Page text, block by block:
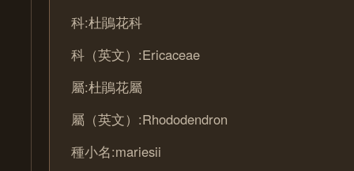
科:杜鵑花科
科（英文）:Ericaceae
屬:杜鵑花屬
屬（英文）:Rhododendron
種小名:mariesii